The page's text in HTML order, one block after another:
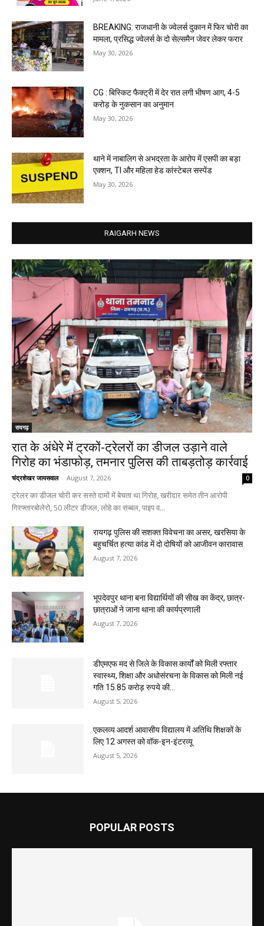
BREAKING: राजधानी के ज्वेलर्स दुकान में फिर चोरी का
मामला, प्रसिद्ध ज्वेलर्स के दो सेल्समैन जेवर लेकर फरार
May 30, 2026
CG : बिस्किट फैक्ट्री में देर रात लगी भीषण आग, 4-5
करोड़ के नुकसान का अनुमान
May 30, 2026
थाने में नाबालिग से अभद्रता के आरोप में एसपी का बड़ा
एक्शन, TI और महिला हेड कांस्टेबल सस्पेंड
May 30, 2026
RAIGARH NEWS
रायगढ़
रात के अंधेरे में ट्रकों-ट्रेलरों का डीजल उड़ाने वाले
गिरोह का भंडाफोड़, तमनार पुलिस की ताबड़तोड़ कार्रवाई
चंद्रशेखर जायसवाल - August 7, 2026 0
ट्रेलर का डीजल चोरी कर सस्ते दामों में बेचता था गिरोह, खरीदार समेत तीन आरोपी
गिरफ्तारबोलेरो, 50 लीटर डीजल, लोहे का सब्बल, पाइप व...
रायगढ़ पुलिस की सशक्त विवेचना का असर, खरसिया के
बहुचर्चित हत्या कांड में दो दोषियों को आजीवन कारावास
August 7, 2026
भूपदेवपुर थाना बना विद्यार्थियों की सीख का केंद्र, छात्र-
छात्राओं ने जाना थाना की कार्यप्रणाली
August 7, 2026
डीएमएफ मद से जिले के विकास कार्यों को मिली रफ्तार
स्वास्थ्य, शिक्षा और अधोसंरचना के विकास को मिली नई
गति 15.85 करोड़ रुपये की...
August 5, 2026
एकलव्य आदर्श आवासीय विद्यालय में अतिथि शिक्षकों के
लिए 12 अगस्त को वॉक-इन-इंटरव्यू
August 5, 2026
POPULAR POSTS